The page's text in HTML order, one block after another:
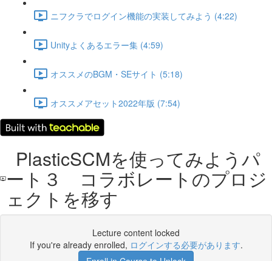
ニフクラでログイン機能の実装してみよう (4:22)
Unityよくあるエラー集 (4:59)
オススメのBGM・SEサイト (5:18)
オススメアセット2022年版 (7:54)
PlasticSCMを使ってみようパ
ート３ コラボレートのプロジ
ェクトを移す
Lecture content locked
If you're already enrolled, ログインする必要があります.